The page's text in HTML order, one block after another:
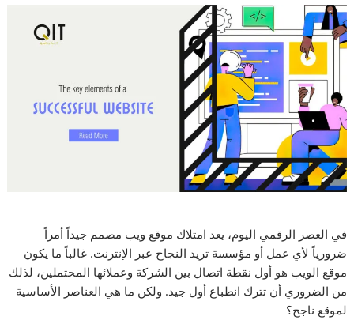
في العصر الرقمي اليوم، يعد امتلاك موقع ويب مصمم جيداً أمراً
ضرورياً لأي عمل أو مؤسسة تريد النجاح عبر الإنترنت. غالباً ما يكون
موقع الويب هو أول نقطة اتصال بين الشركة وعملائها المحتملين، لذلك
من الضروري أن تترك انطباع أول جيد. ولكن ما هي العناصر الأساسية
لموقع ناجح؟